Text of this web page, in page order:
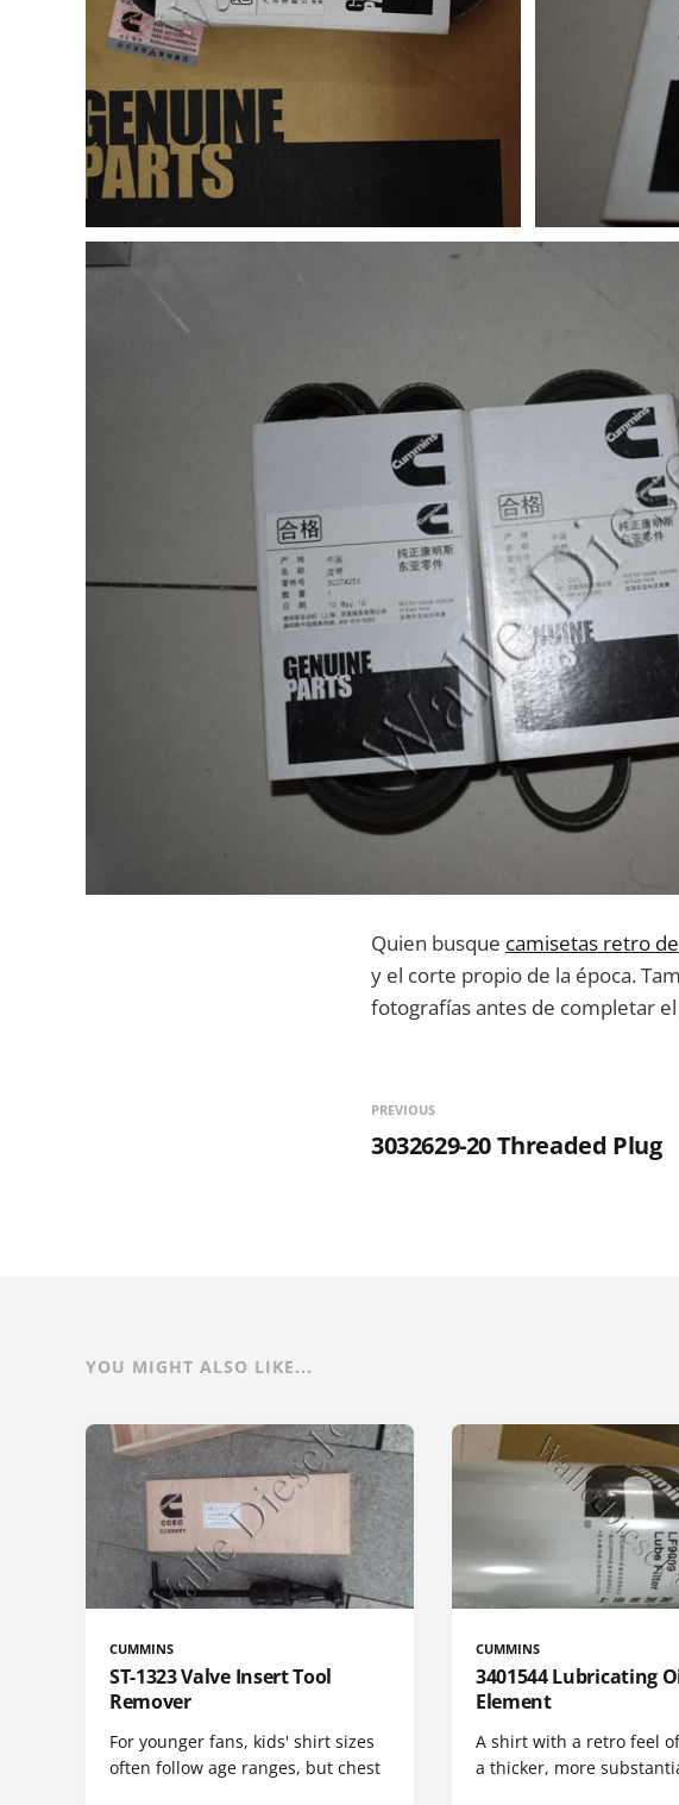
Quien busque camisetas retro
y el corte propio de la época.
fotografías antes de completar
PREVIOUS
3032629-20 Threaded Plug
YOU MIGHT ALSO LIKE...
CUMMINS
ST-1323 Valve Insert Tool
Remover
For younger fans, kids' shirt sizes
often follow age ranges, but chest
CUMMINS
3401544 Lubricating
Element
A shirt with a retro feel
a thicker, more